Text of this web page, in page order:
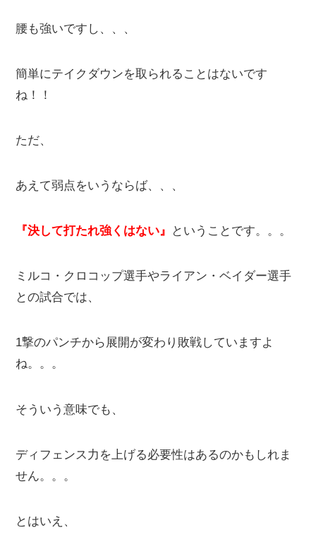
腰も強いですし、、、
簡単にテイクダウンを取られることはないです
ね！！
ただ、
あえて弱点をいうならば、、、
『決して打たれ強くはない』 ということです。。。
ミルコ・クロコップ選手やライアン・ベイダー選手
との試合では、
1撃のパンチから展開が変わり敗戦していますよ
ね。。。
そういう意味でも、
ディフェンス力を上げる必要性はあるのかもしれま
せん。。。
とはいえ、